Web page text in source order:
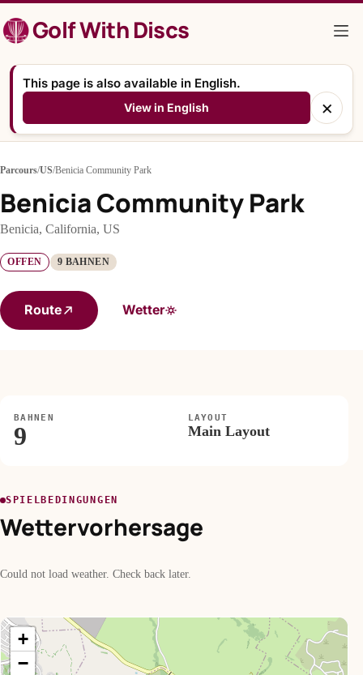
Inhalt
springenGolf With Discs
This page is also available in English.
View in English ×
Parcours/US/Benicia Community Park
Benicia Community Park
Benicia, California, US
OFFEN 9 BAHNEN
Route Wetter
BAHNEN
9
LAYOUT
Main Layout
SPIELBEDINGUNGEN
Wettervorhersage
Could not load weather. Check back later.
+
−